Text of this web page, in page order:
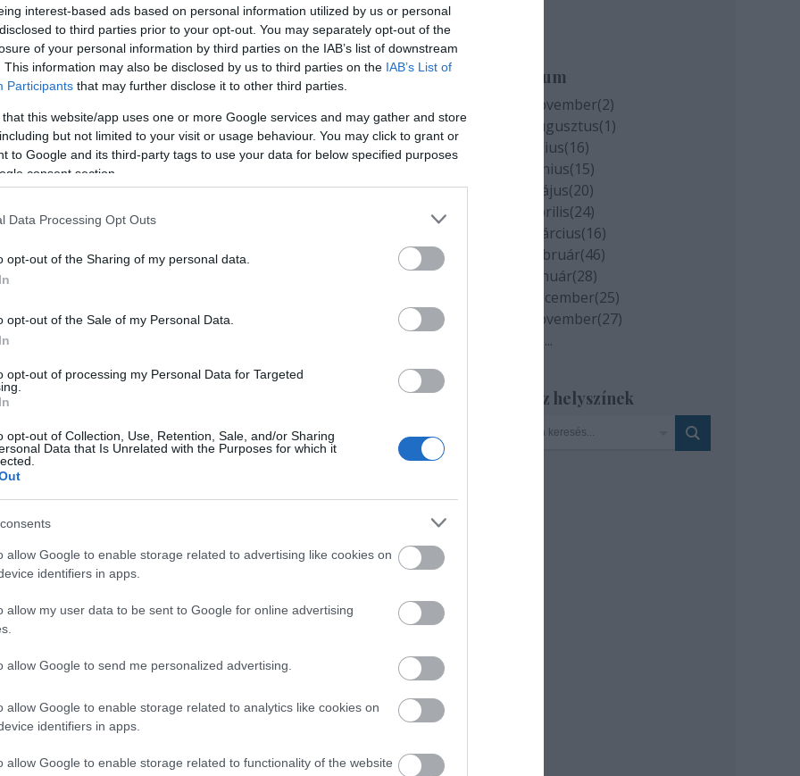
interest-based ads based on personal information utilized by us or personal
to third parties prior to your opt-out. You may separately opt-out of the
of your personal information by third parties on the IAB’s list of downstream
This information may also be disclosed by us to third parties on the IAB’s List of
Participants that may further disclose it to other third parties.
that this website/app uses one or more Google services and may gather and store
but not limited to your visit or usage behaviour. You may click to grant or
to Google and its third-party tags to use your data for below specified purposes
consent section.
Data Processing Opt Outs
opt-out of the Sharing of my personal data.
opt-out of the Sale of my Personal Data.
opt-out of processing my Personal Data for Targeted
opt-out of Collection, Use, Retention, Sale, and/or Sharing
Data that Is Unrelated with the Purposes for which it
allow Google to enable storage related to advertising like cookies on
identifiers in apps.
allow my user data to be sent to Google for online advertising
allow Google to send me personalized advertising.
allow Google to enable storage related to analytics like cookies on
identifiers in apps.
allow Google to enable storage related to functionality of the website
(fotó: Szalay Zoltán)
megpróbáltam őket megismerni, és minden
- jegyezte meg.
a története.Psota Irén
például akkoriban, amikor a
viselt. A színész azonban nem volt elégedett a
a szemedet" - idézte fel, hozzátéve, hogyPsota
kijelentette: "Ilyen képet rólam még soha nem
Archívum
2020 november(2)
2020 augusztus(1)
2020 július(16)
2020 június(15)
2020 május(20)
2020 április(24)
2020 március(16)
2020 február(46)
2020 január(28)
2019 december(25)
2019 november(27)
...
Szinház helyszínek